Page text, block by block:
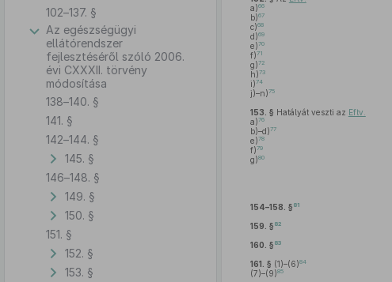
102–137. §
Az egészségügyi
ellátórendszer
fejlesztéséről szóló 2006.
évi CXXXII. törvény
módosítása
138–140. §
141. §
142–144. §
145. §
146–148. §
149. §
150. §
151. §
152. §
153. §
a)66
b)67
c)68
d)69
e)70
f)71
g)72
h)73
i)74
j)–n)75
153. § Hatályát veszti az Eftv.
a)76
b)–d)77
e)78
f)79
g)80
154–158. § 81
159. § 82
160. § 83
161. § (1)–(6)84
(7)–(9)85